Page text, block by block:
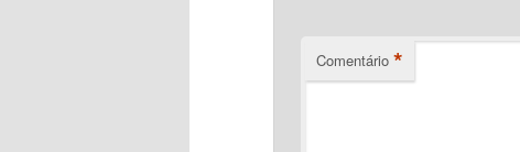
Comentário *